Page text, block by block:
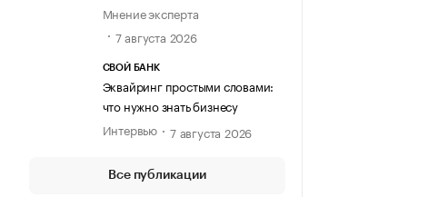
Мнение эксперта
7 августа 2026
СВОЙ БАНК
Эквайринг простыми словами:
что нужно знать бизнесу
Интервью
7 августа 2026
Все публикации